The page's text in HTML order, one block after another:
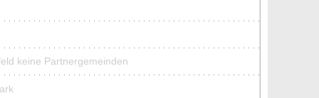
keine Partnergemeinden